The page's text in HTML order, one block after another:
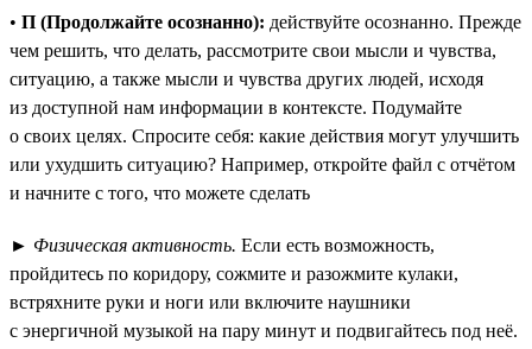
• П (Продолжайте осознанно): действуйте осознанно. Прежде
чем решить, что делать, рассмотрите свои мысли и чувства,
ситуацию, а также мысли и чувства других людей, исходя
из доступной нам информации в контексте. Подумайте
о своих целях. Спросите себя: какие действия могут улучшить
или ухудшить ситуацию? Например, откройте файл с отчётом
и начните с того, что можете сделать
► Физическая активность. Если есть возможность,
пройдитесь по коридору, сожмите и разожмите кулаки,
встряхните руки и ноги или включите наушники
с энергичной музыкой на пару минут и подвигайтесь под неё.